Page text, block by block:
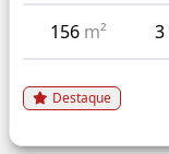
156 m² 3
Destaque